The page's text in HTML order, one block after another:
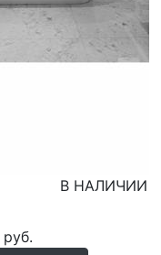
В НАЛИЧИИ
руб.